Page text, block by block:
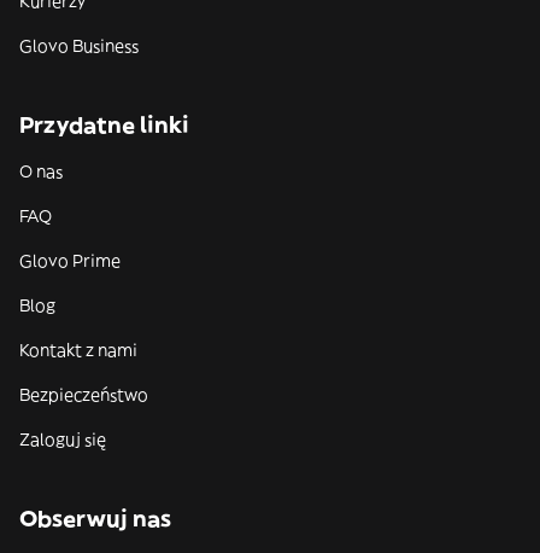
Glovo Business
Przydatne linki
O nas
FAQ
Glovo Prime
Blog
Kontakt z nami
Bezpieczeństwo
Zaloguj się
Obserwuj nas